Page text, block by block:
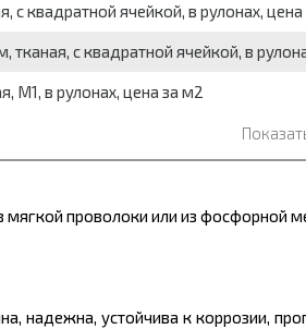
с квадратной ячейкой, в рулонах,
с квадратной ячейкой, в
М1, в рулонах, цена за м2
мягкой проволоки или из фосфорной
надежна, устойчива к коррозии,